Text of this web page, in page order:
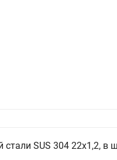
SUS 304 22х1,2, в